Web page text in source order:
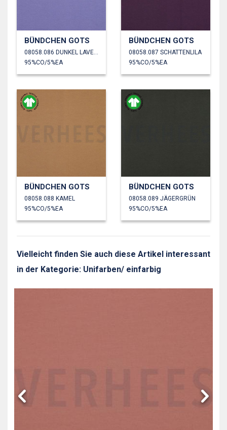
BÜNDCHEN GOTS
95%CO/5%EA
BÜNDCHEN GOTS
08058.087 SCHATTENLILA
95%CO/5%EA
BÜNDCHEN GOTS
08058.088 KAMEL
95%CO/5%EA
BÜNDCHEN GOTS
08058.089 JÄGERGRÜN
95%CO/5%EA
Vielleicht finden Sie auch diese Artikel interessant
in der Kategorie: Unifarben/ einfarbig